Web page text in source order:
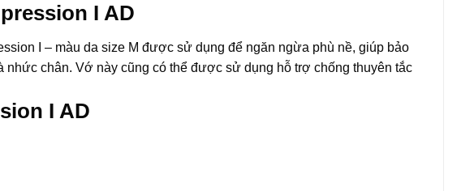
I AD
I – màu da size M được sử dụng để ngăn ngừa phù nề, giúp bảo
nhức chân. Vớ này cũng có thể được sử dụng hỗ trợ chống thuyên tắc
I AD